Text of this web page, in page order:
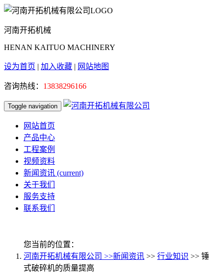
河南开拓机械
HENAN KAITUO MACHINERY
设为首页 | 加入收藏 | 网站地图
咨询热线： 13838296166
Toggle navigation
网站首页
产品中心
工程案例
视频资料
新闻资讯 (current)
关于我们
服务支持
联系我们
您当前的位置：
河南开拓机械有限公司 >>新闻资讯 >> 行业知识 >> 锤
式破碎机的质量提高